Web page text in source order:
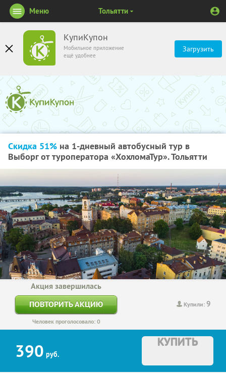
КупиКупон
Мобильное приложение
ещё удобнее
Загрузить
Меню Тольятти
Скидка 51% на 1-дневный автобусный тур в
Выборг от туроператора «ХохломаТур». Тольятти
Купили:9
Акция завершилась
ПОВТОРИТЬ АКЦИЮ
Человек проголосовало: 0
390 руб.
КУПИТЬ